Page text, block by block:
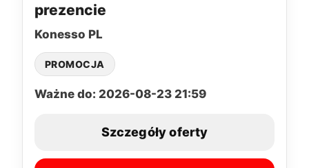
prezencie
Konesso PL
PROMOCJA
Ważne do: 2026-08-23 21:59
Szczegóły oferty